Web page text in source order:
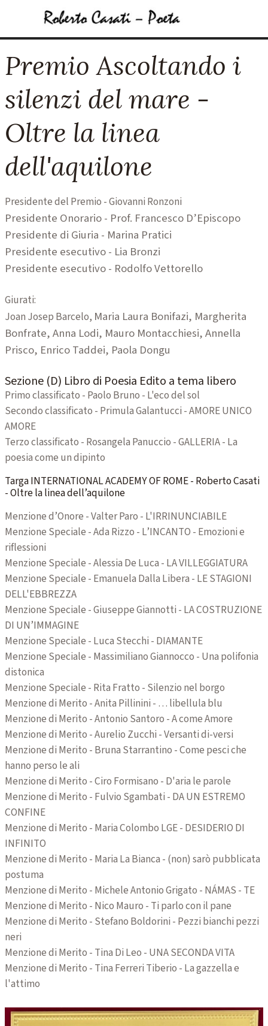
Salta menù
Premio Ascoltando i
silenzi del mare -
Oltre la linea
dell'aquilone
Presidente del Premio - Giovanni Ronzoni
Presidente Onorario - Prof. Francesco D’Episcopo
Presidente di Giuria - Marina Pratici
Presidente esecutivo - Lia Bronzi
Presidente esecutivo - Rodolfo Vettorello
Giurati:
Joan Josep Barcelo, Maria Laura Bonifazi, Margherita
Bonfrate,Anna Lodi, Mauro Montacchiesi,Annella
Prisco, Enrico Taddei, Paola Dongu
Sezione (D) Libro di Poesia Edito a tema libero
Primo classificato - Paolo Bruno - L'eco del sol
Secondo classificato - Primula Galantucci - AMORE UNICO
AMORE
Terzo classificato - Rosangela Panuccio - GALLERIA - La
poesia come un dipinto
Targa INTERNATIONAL ACADEMY OF ROME - Roberto Casati
- Oltre la linea dell’aquilone
Menzione d’Onore - Valter Paro - L'IRRINUNCIABILE
Menzione Speciale - Ada Rizzo - L’INCANTO - Emozioni e
riflessioni
Menzione Speciale - Alessia De Luca - LA VILLEGGIATURA
Menzione Speciale - Emanuela Dalla Libera - LE STAGIONI
DELL'EBBREZZA
Menzione Speciale - Giuseppe Giannotti - LA COSTRUZIONE
DI UN’IMMAGINE
Menzione Speciale - Luca Stecchi - DIAMANTE
Menzione Speciale - Massimiliano Giannocco - Una polifonia
distonica
Menzione Speciale - Rita Fratto - Silenzio nel borgo
Menzione di Merito - Anita Pillinini - … libellula blu
Menzione di Merito - Antonio Santoro - A come Amore
Menzione di Merito - Aurelio Zucchi - Versanti di-versi
Menzione di Merito - Bruna Starrantino - Come pesci che
hanno perso le ali
Menzione di Merito - Ciro Formisano - D'aria le parole
Menzione di Merito - Fulvio Sgambati - DA UN ESTREMO
CONFINE
Menzione di Merito - Maria Colombo LGE - DESIDERIO DI
INFINITO
Menzione di Merito - Maria La Bianca - (non) sarò pubblicata
postuma
Menzione di Merito - Michele Antonio Grigato - NÁMAS - TE
Menzione di Merito - Nico Mauro - Ti parlo con il pane
Menzione di Merito - Stefano Boldorini - Pezzi bianchi pezzi
neri
Menzione di Merito - Tina Di Leo - UNA SECONDA VITA
Menzione di Merito - Tina Ferreri Tiberio - La gazzella e
l'attimo